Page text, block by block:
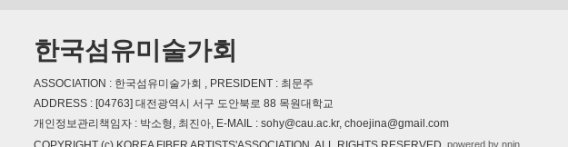
한국섬유미술가회
ASSOCIATION : 한국섬유미술가회 , PRESIDENT : 최문주
ADDRESS : [04763] 대전광역시 서구 도안북로 88 목원대학교
개인정보관리책임자 : 박소형, 최진아, E-MAIL : sohy@cau.ac.kr, choejina@gmail.com
powered by nnin